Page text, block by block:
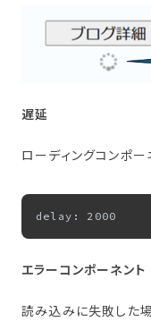
遅延
ローディングコンポー
エラーコンポーネント
読み込みに失敗した